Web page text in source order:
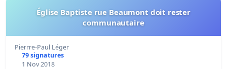
Église Baptiste rue Beaumont doit rester
communautaire
Pierrre-Paul Léger
79 signatures
1 Nov 2018